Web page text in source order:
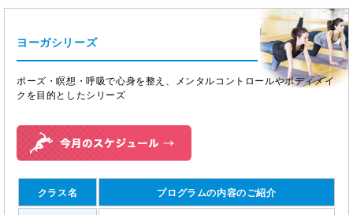
ヨーガシリーズ
ポーズ・瞑想・呼吸で心身を整え、メンタルコントロールやボディメイ
クを目的としたシリーズ
クラス名 プログラムの内容のご紹介